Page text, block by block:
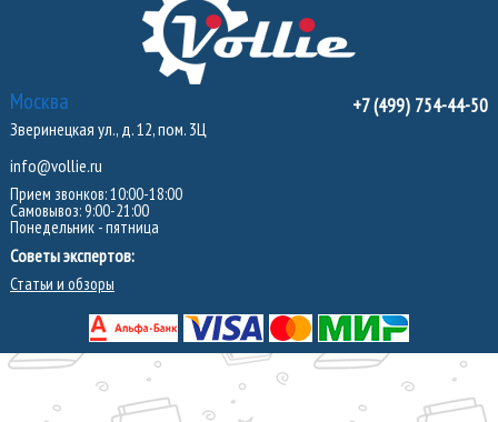
Москва
Зверинецкая ул., д. 12, пом. 3Ц
info@vollie.ru
Прием звонков: 10:00-18:00
Самовывоз: 9:00-21:00
Понедельник - пятница
Советы экспертов:
Статьи и обзоры
+7 (499) 754-44-50